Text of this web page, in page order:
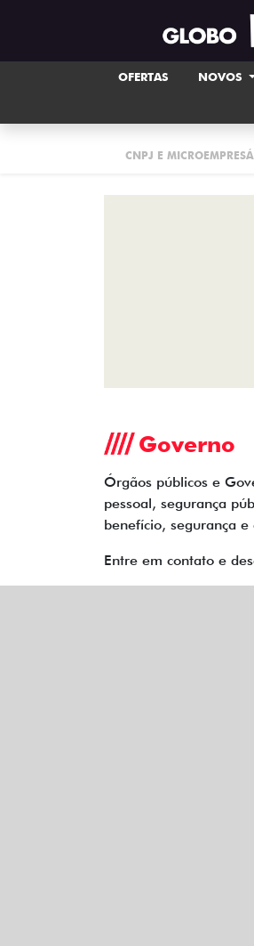
OFERTAS NOVOS
CNPJ E
Governo
Órgãos públicos e
pessoal, segurança
benefício, segurança
Entre em contato e